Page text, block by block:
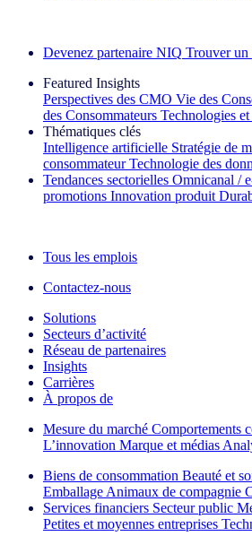
Devenez partenaire NIQ Trouver un
Featured Insights
Perspectives des CMO Vie des
des Consommateurs Technologies
Thématiques clés
Intelligence artificielle Stratégie de
consommateur Technologie des
Tendances sectorielles Omnicanal /
promotions Innovation produit
Tous les emplois
Contactez-nous
Solutions
Secteurs d’activité
Réseau de partenaires
Insights
Carrières
À propos de
Mesure du marché Comportements
L’innovation Marque et médias
Biens de consommation Beauté et
Emballage Animaux de compagnie
Services financiers Secteur public
Petites et moyennes entreprises